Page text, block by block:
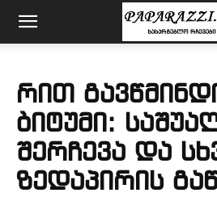
რით
ბიტუმი:
შერჩევა და
ზედაპირის